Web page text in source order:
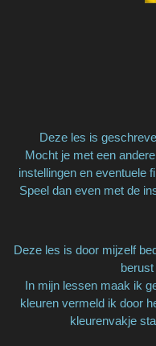
Deze les is
Mocht je met een
instellingen en eventuele
Speel dan even met de
Deze les is door mijzelf
In mijn lessen maak ik
kleuren vermeld ik door
kleurenvakje